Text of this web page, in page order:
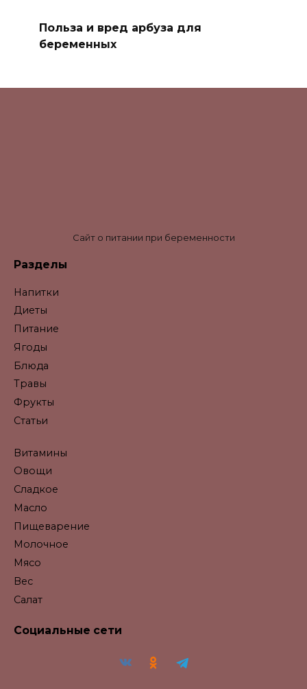
Польза и вред арбуза для
беременных
Сайт о питании при беременности
Разделы
Напитки
Диеты
Питание
Ягоды
Блюда
Травы
Фрукты
Статьи
Витамины
Овощи
Сладкое
Масло
Пищеварение
Молочное
Мясо
Вес
Салат
Социальные сети